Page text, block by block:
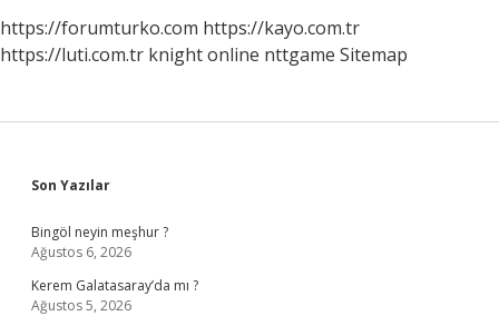
https://forumturko.com https://kayo.com.tr
https://luti.com.tr knight online nttgame Sitemap
Sidebar
Son Yazılar
Bingöl neyin meşhur ?
Ağustos 6, 2026
Kerem Galatasaray’da mı ?
Ağustos 5, 2026